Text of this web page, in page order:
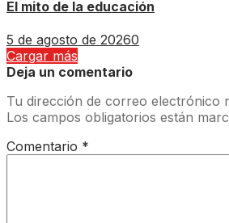
El mito de la educación
5 de agosto de 20260
Cargar más
Deja un comentario
Tu dirección de correo electrónico
Los campos obligatorios están
Comentario *